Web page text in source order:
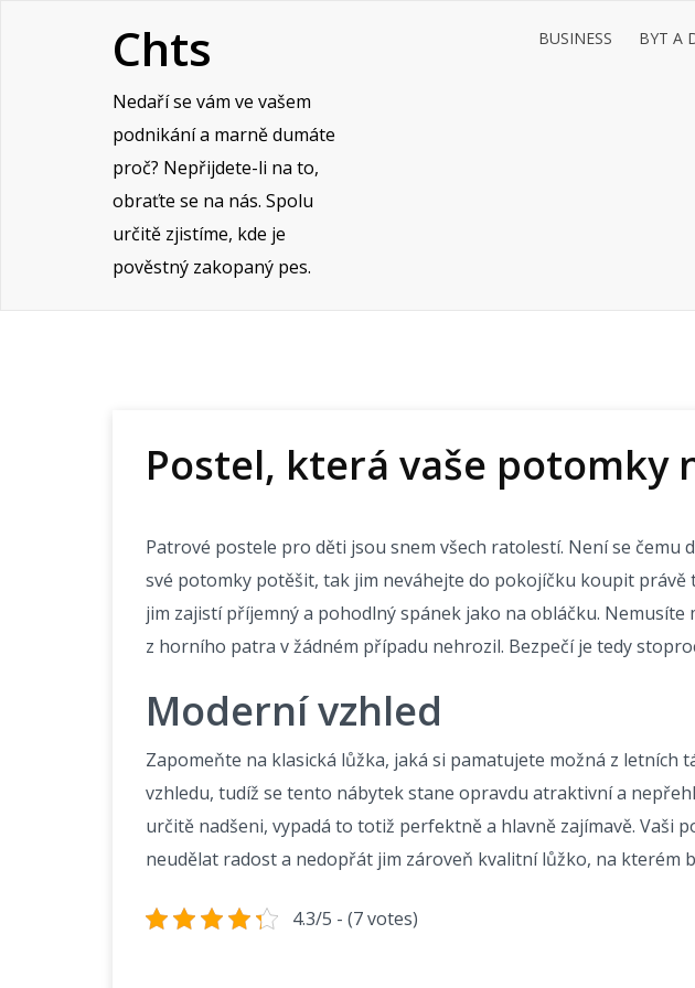
Chts
Nedaří se vám ve vašem
podnikání a marně dumáte
proč? Nepřijdete-li na to,
obraťte se na nás. Spolu
určitě zjistíme, kde je
pověstný zakopaný pes.
BUSINESS BYT A
Postel, která vaše potomky
Patrové postele pro děti jsou snem všech ratolestí. Není se čemu
své potomky potěšit, tak jim neváhejte do pokojíčku koupit
jim zajistí příjemný a pohodlný spánek jako na obláčku.
z horního patra v žádném případu nehrozil. Bezpečí je tedy
Moderní vzhled
Zapomeňte na klasická lůžka, jaká si pamatujete možná z
vzhledu, tudíž se tento nábytek stane opravdu atraktivní a
určitě nadšeni, vypadá to totiž perfektně a hlavně zajímavě. Vaši
neudělat radost a nedopřát jim zároveň kvalitní lůžko, na kterém
4.3/5 - (7 votes)